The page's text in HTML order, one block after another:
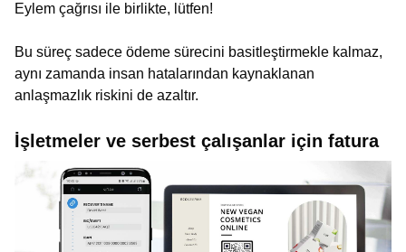
Eylem çağrısı ile birlikte, lütfen!
Bu süreç sadece ödeme sürecini basitleştirmekle kalmaz,
aynı zamanda insan hatalarından kaynaklanan
anlaşmazlık riskini de azaltır.
İşletmeler ve serbest çalışanlar için fatura